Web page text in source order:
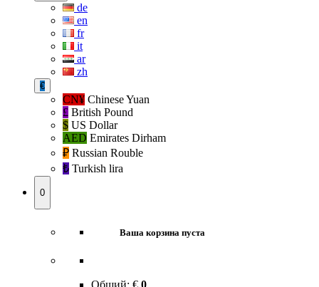
de
en
fr
it
ar
zh
€
CN¥ Chinese Yuan
£ British Pound
$ US Dollar
AED Emirates Dirham
₽‎ Russian Rouble
₺‎ Turkish lira
0
Ваша корзина пуста
Общий: € 0